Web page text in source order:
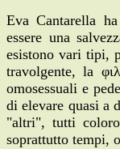
Eva Cantarella
essere una
esistono vari tipi,
travolgente, la
omosessuali e
di elevare quasi a
"altri", tutti
soprattutto tempi,